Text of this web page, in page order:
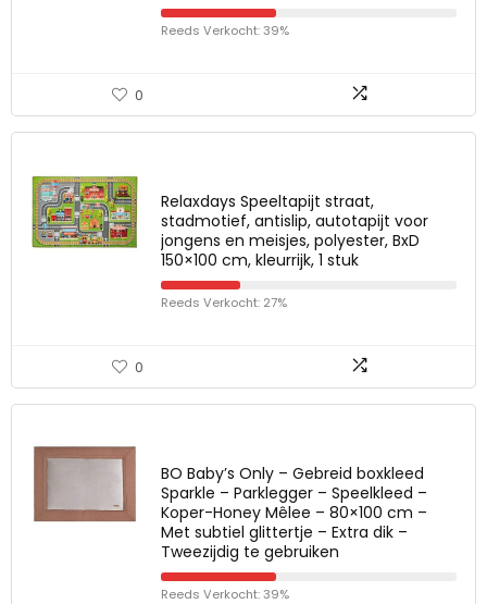
Reeds Verkocht: 39%
0
Relaxdays Speeltapijt straat,
stadmotief, antislip, autotapijt voor
jongens en meisjes, polyester, BxD
150×100 cm, kleurrijk, 1 stuk
Reeds Verkocht: 27%
0
BO Baby’s Only – Gebreid boxkleed
Sparkle – Parklegger – Speelkleed –
Koper-Honey Mêlee – 80×100 cm –
Met subtiel glittertje – Extra dik –
Tweezijdig te gebruiken
Reeds Verkocht: 39%